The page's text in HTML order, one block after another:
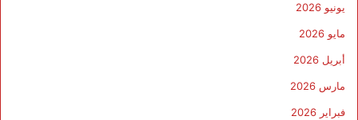
يونيو 2026
مايو 2026
أبريل 2026
مارس 2026
فبراير 2026